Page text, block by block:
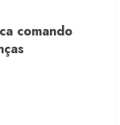
comando